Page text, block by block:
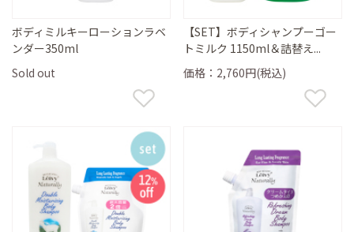
ボディミルキーローションラベ
ンダー350ml
Sold out
【SET】ボディシャンプーゴー
トミルク 1150ml＆詰替え...
価格：2,760円(税込)